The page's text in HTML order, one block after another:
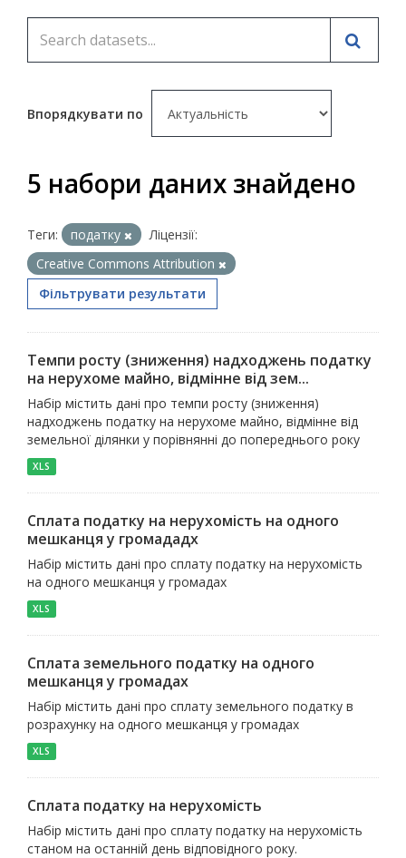
Впорядкувати по
5 набори даних знайдено
Теги: податку
Ліцензії:
Creative Commons Attribution
Фільтрувати результати
Темпи росту (зниження) надходжень податку
на нерухоме майно, відмінне від зем...
Набір містить дані про темпи росту (зниження)
надходжень податку на нерухоме майно, відмінне від
земельної ділянки у порівнянні до попереднього року
XLS
Сплата податку на нерухомість на одного
мешканця у громададх
Набір містить дані про сплату податку на нерухомість
на одного мешканця у громадах
XLS
Сплата земельного податку на одного
мешканця у громадах
Набір містить дані про сплату земельного податку в
розрахунку на одного мешканця у громадах
XLS
Сплата податку на нерухомість
Набір містить дані про сплату податку на нерухомість
станом на останній день відповідного року.